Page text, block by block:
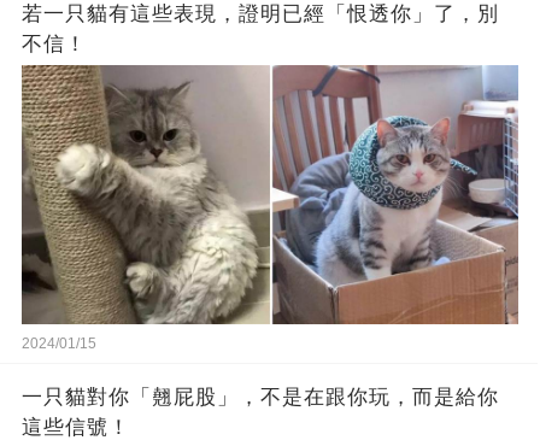
若一只貓有這些表現，證明已經「恨透你」了，別
不信！
2024/01/15
一只貓對你「翹屁股」，不是在跟你玩，而是給你
這些信號！